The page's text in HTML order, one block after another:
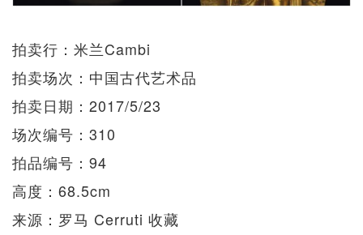
拍卖行：米兰Cambi
拍卖场次：中国古代艺术品
拍卖日期：2017/5/23
场次编号：310
拍品编号：94
高度：68.5cm
来源：罗马 Cerruti 收藏